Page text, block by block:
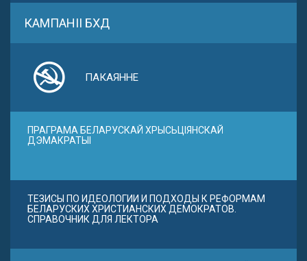
КАМПАНІІ БХД
ПАКАЯННЕ
ПРАГРАМА БЕЛАРУСКАЙ ХРЫСЬЦІЯНСКАЙ
ДЭМАКРАТЫІ
ТЕЗИСЫ ПО ИДЕОЛОГИИ И ПОДХОДЫ К РЕФОРМАМ
БЕЛАРУСКИХ ХРИСТИАНСКИХ ДЕМОКРАТОВ.
СПРАВОЧНИК ДЛЯ ЛЕКТОРА